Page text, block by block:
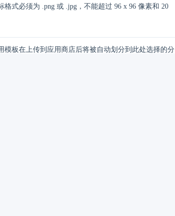
格式必须为 .png 或 .jpg，不能超过 96 x 96 像素和 20
模板在上传到应用商店后将被自动划分到此处选择的分